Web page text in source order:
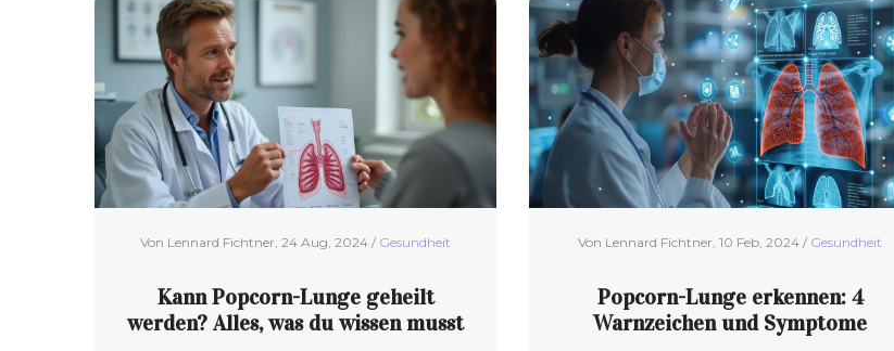
Von Lennard Fichtner, 24 Aug, 2024 / Gesundheit
Kann Popcorn-Lunge geheilt
werden? Alles, was du wissen musst
Von Lennard Fichtner, 10 Feb, 2024 / Gesundheit
Popcorn-Lunge erkennen: 4
Warnzeichen und Symptome